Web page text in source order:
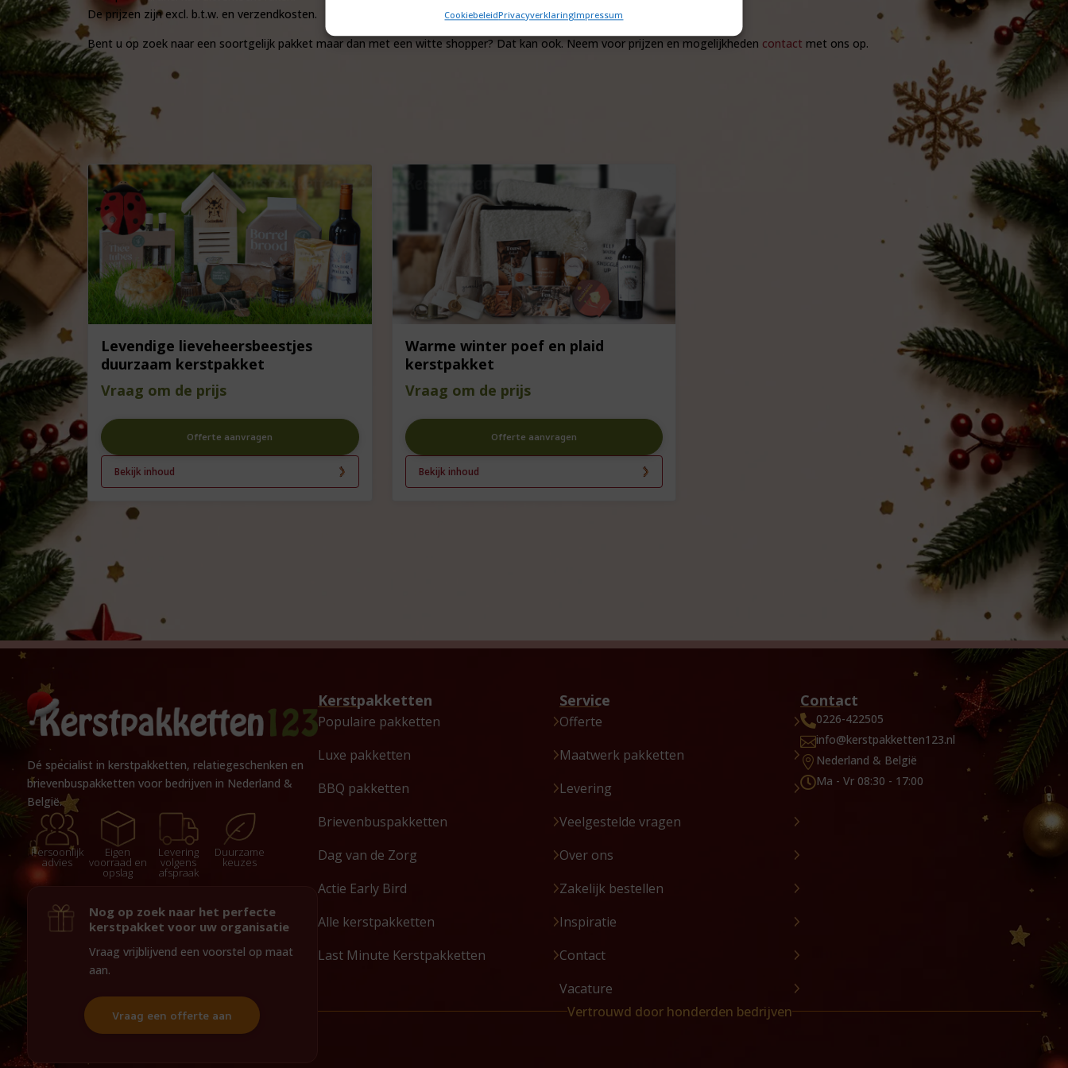
CookiebeleidPrivacyverklaringImpressum
De prijzen zijn excl. b.t.w. en verzendkosten.
Bent u op zoek naar een soortgelijk pakket maar dan met een witte shopper? Dat kan ook. Neem voor prijzen en mogelijkheden contact met ons op.
Levendige lieveheersbeestjes
duurzaam kerstpakket
Vraag om de prijs
Offerte aanvragen
Bekijk inhoud
Warme winter poef en plaid
kerstpakket
Vraag om de prijs
Offerte aanvragen
Bekijk inhoud
Dé specialist in kerstpakketten, relatiegeschenken en
brievenbuspakketten voor bedrijven in Nederland &
België.
Persoonlijk
advies
Eigen
voorraad en
opslag
Levering
volgens
afspraak
Duurzame
keuzes
Nog op zoek naar het perfecte
kerstpakket voor uw organisatie
Vraag vrijblijvend een voorstel op maat
aan.
Vraag een offerte aan
Kerstpakketten
Populaire pakketten
Luxe pakketten
BBQ pakketten
Brievenbuspakketten
Dag van de Zorg
Actie Early Bird
Alle kerstpakketten
Last Minute Kerstpakketten
Service
Offerte
Maatwerk pakketten
Levering
Veelgestelde vragen
Over ons
Zakelijk bestellen
Inspiratie
Contact
Vacature
Contact
0226-422505
info@kerstpakketten123.nl
 Nederland & België
Ma - Vr 08:30 - 17:00
Vertrouwd door honderden bedrijven